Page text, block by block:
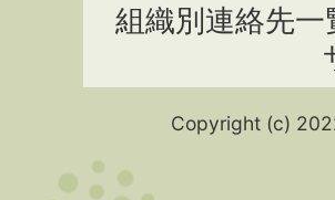
組織別連絡先一
Copyright (c)